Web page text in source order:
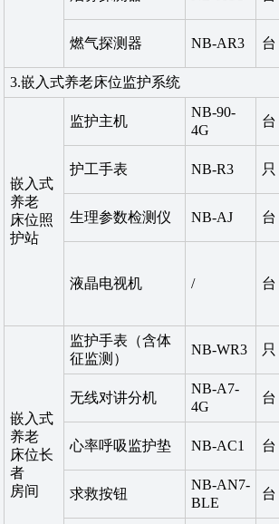
燃气探测器 NB-AR3 台
3.嵌入式养老床位监护系统
嵌入式
养老
床位照
护站
监护主机
NB-90-
4G
台
护工手表 NB-R3 只
生理参数检测仪 NB-AJ 台
液晶电视机 / 台
嵌入式
养老
床位长
者
房间
监护手表（含体
征监测）
NB-WR3 只
无线对讲分机
NB-A7-
4G
台
心率呼吸监护垫 NB-AC1 台
求救按钮
NB-AN7-
BLE
台